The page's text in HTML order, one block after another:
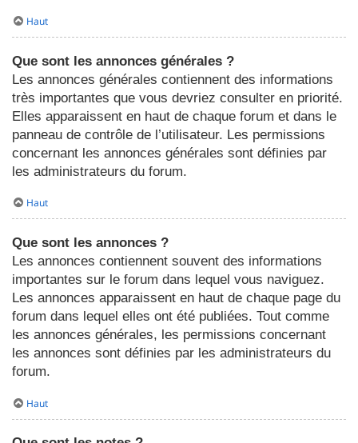
Haut
Que sont les annonces générales ?
Les annonces générales contiennent des informations
très importantes que vous devriez consulter en priorité.
Elles apparaissent en haut de chaque forum et dans le
panneau de contrôle de l’utilisateur. Les permissions
concernant les annonces générales sont définies par
les administrateurs du forum.
Haut
Que sont les annonces ?
Les annonces contiennent souvent des informations
importantes sur le forum dans lequel vous naviguez.
Les annonces apparaissent en haut de chaque page du
forum dans lequel elles ont été publiées. Tout comme
les annonces générales, les permissions concernant
les annonces sont définies par les administrateurs du
forum.
Haut